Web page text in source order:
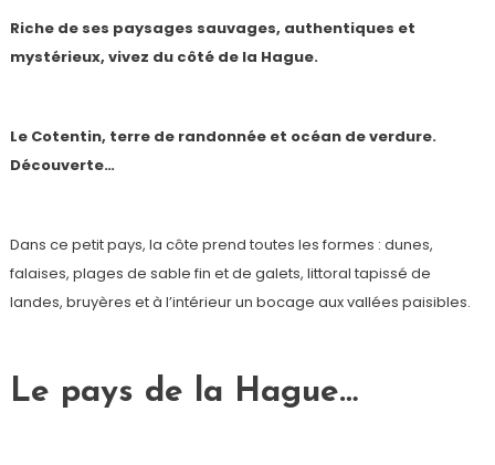
Riche de ses paysages sauvages, authentiques et
mystérieux, vivez du côté de la Hague.
Le Cotentin, terre de randonnée et océan de verdure.
Découverte…
Dans ce petit pays, la côte prend toutes les formes : dunes,
falaises, plages de sable fin et de galets, littoral tapissé de
landes, bruyères et à l’intérieur un bocage aux vallées paisibles.
Le pays de la Hague…